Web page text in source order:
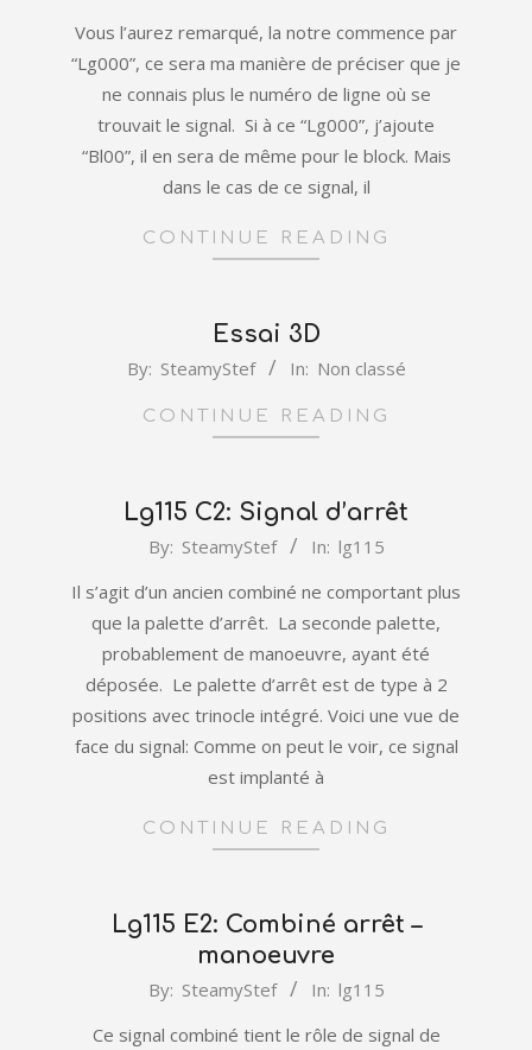
11
Vous l’aurez remarqué, la notre commence par
“Lg000”, ce sera ma manière de préciser que je
ne connais plus le numéro de ligne où se
trouvait le signal. Si à ce “Lg000”, j’ajoute
“Bl00”, il en sera de même pour le block. Mais
dans le cas de ce signal, il
CONTINUE READING
Essai 3D
By: SteamyStef In: Non classé
CONTINUE READING
Lg115 C2: Signal d’arrêt
02
By: SteamyStef In: lg115
Il s’agit d’un ancien combiné ne comportant plus
que la palette d’arrêt. La seconde palette,
probablement de manoeuvre, ayant été
déposée. Le palette d’arrêt est de type à 2
positions avec trinocle intégré. Voici une vue de
face du signal: Comme on peut le voir, ce signal
est implanté à
CONTINUE READING
Lg115 E2: Combiné arrêt –
manoeuvre
By: SteamyStef In: lg115
Ce signal combiné tient le rôle de signal de